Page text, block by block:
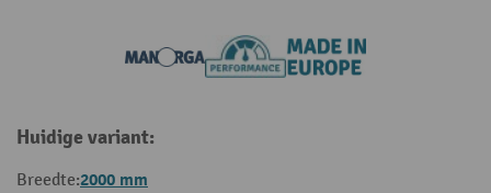
Huidige variant:
Breedte:2000 mm